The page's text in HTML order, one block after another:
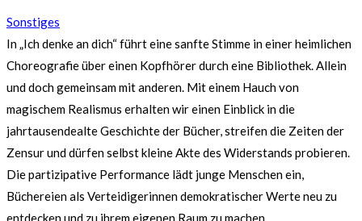
Sonstiges
In „Ich denke an dich“ führt eine sanfte Stimme in einer heimlichen
Choreografie über einen Kopfhörer durch eine Bibliothek. Allein
und doch gemeinsam mit anderen. Mit einem Hauch von
magischem Realismus erhalten wir einen Einblick in die
jahrtausendealte Geschichte der Bücher, streifen die Zeiten der
Zensur und dürfen selbst kleine Akte des Widerstands probieren.
Die partizipative Performance lädt junge Menschen ein,
Büchereien als Verteidigerinnen demokratischer Werte neu zu
entdecken und zu ihrem eigenen Raum zu machen.